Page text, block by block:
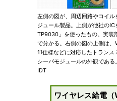
左側の図が、周辺回路やコイ
ジュール製品。上側が他社の
TP9030」を使ったもの。実装
で分かる。右側の図の上側は
11仕様などに対応したトラン
シーバモジュールの外観である
IDT
ワイヤレス給電